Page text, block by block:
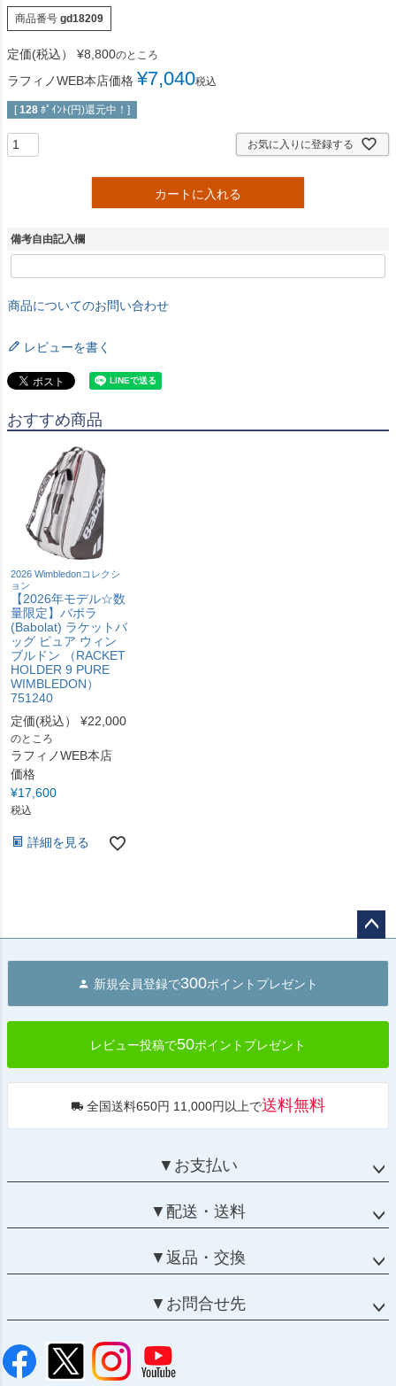
商品番号 gd18209
定価(税込） ¥8,800のところ
ラフィノWEB本店価格 ¥7,040税込
[ 128 ﾎﾟｲﾝﾄ(円)還元中！]
お気に入りに登録する
カートに入れる
備考自由記入欄
商品についてのお問い合わせ
レビューを書く
おすすめ商品
2026 Wimbledonコレクシ
ョン
【2026年モデル☆数
量限定】バボラ
(Babolat) ラケットバ
ッグ ピュア ウィン
ブルドン （RACKET
HOLDER 9 PURE
WIMBLEDON）
751240
定価(税込）
¥22,000
のところ
ラフィノWEB本店
価格
¥17,600
税込
詳細を見る
へ
新規会員登録で300ポイントプレゼント
レビュー投稿で50ポイントプレゼント
全国送料650円 11,000円以上で送料無料
▼お支払い
▼配送・送料
▼返品・交換
▼お問合せ先